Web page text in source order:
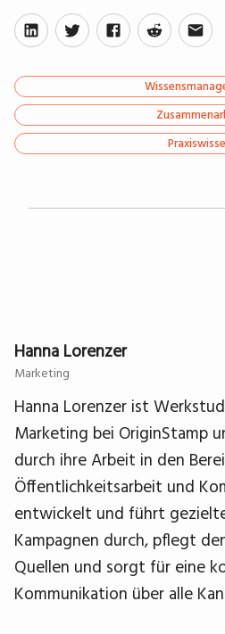
Hanna Lorenzer
Marketing
Hanna Lorenzer ist
Marketing bei OriginStamp
durch ihre Arbeit in den
Öffentlichkeitsarbeit und
entwickelt und führt
Kampagnen durch, pflegt
Quellen und sorgt für eine
Kommunikation über alle